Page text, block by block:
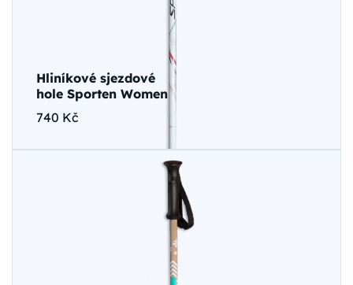
Hliníkové sjezdové
hole Sporten Women
740 Kč